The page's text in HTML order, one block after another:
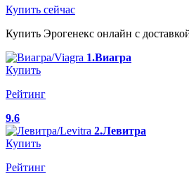
Купить сейчас
Купить Эрогенекс онлайн с
1.Виагра
Купить
Рейтинг
9.6
2.Левитра
Купить
Рейтинг